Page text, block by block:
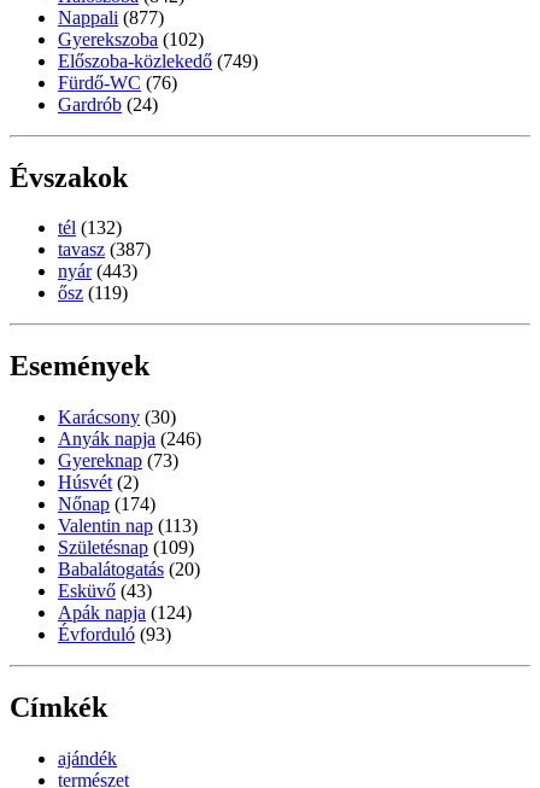
Nappali (877)
Gyerekszoba (102)
Előszoba-közlekedő (749)
Fürdő-WC (76)
Gardrób (24)
Évszakok
tél (132)
tavasz (387)
nyár (443)
ősz (119)
Események
Karácsony (30)
Anyák napja (246)
Gyereknap (73)
Húsvét (2)
Nőnap (174)
Valentin nap (113)
Születésnap (109)
Babalátogatás (20)
Esküvő (43)
Apák napja (124)
Évforduló (93)
Címkék
ajándék
természet